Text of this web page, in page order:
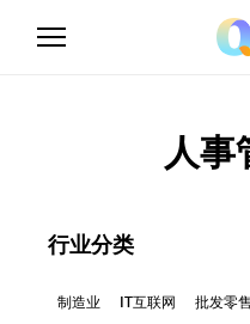
A
I
人事
行业分类
制造业 IT互联网 批发零售